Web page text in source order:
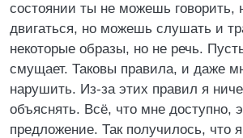
состоянии ты не можешь говорить,
двигаться, но можешь слушать и
некоторые образы, но не речь.
смущает. Таковы правила, и даже
нарушить. Из-за этих правил я
объяснять. Всё, что мне доступно,
предложение. Так получилось, что